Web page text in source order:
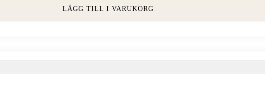
LÄGG TILL I VARUKORG